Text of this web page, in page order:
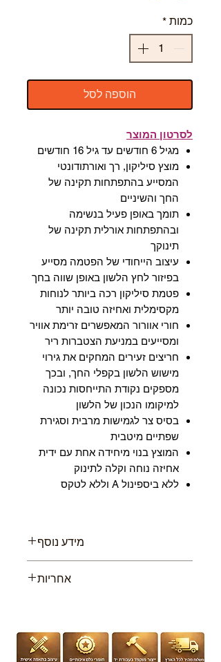
כמות *
הוספה לסל
לסרטון המוצר
מגיל 6 חודשים עד גיל 16 חודשים
מוצץ סיליקון, רך ואורתודונטי
המסייע בהתפתחות תקינה של
החך והשיניים
תומך באופן פעיל בנשימה
ובהתפתחות אורלית תקינה של
תינוקך
עיצוב הייחודי של הפטמה מסייע
בפיזור לחץ הלשון באופן שווה בחך
פטמת סיליקון רכה ביותר לנוחות
מקסימלית ואחיזה טובה יותר
חורי אוורור המאפשרים זרימת אוויר
ומסייעים במניעת הצטברות ריר
חריצים זעירים המחקים את גירוי
מישוש הלשון בקפלי החך, ובכך
מספקים נקודת התייחסות נכונה
למיקומו הנכון של הלשון
בסיס צר לגמישות מרבית וסגירת
שפתיים מיטבית
המוצץ בנוי מיחידה אחת עם ידית
אחיזה נוחה וקלה לתינוק
ללא ביספינול A וללא לטקס
מידע נוסף
“PhysioForma” המוצץ שמרגיע גם
זוכה פרס מבדק ההורים לשנת
אחריות